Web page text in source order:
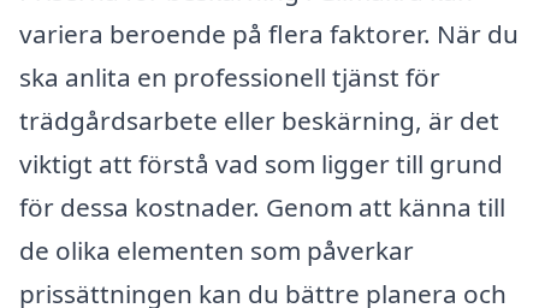
variera beroende på flera faktorer. När du
ska anlita en professionell tjänst för
trädgårdsarbete eller beskärning, är det
viktigt att förstå vad som ligger till grund
för dessa kostnader. Genom att känna till
de olika elementen som påverkar
prissättningen kan du bättre planera och